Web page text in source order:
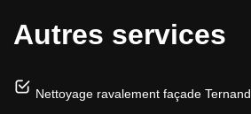
Autres services
Nettoyage ravalement façade Ternand